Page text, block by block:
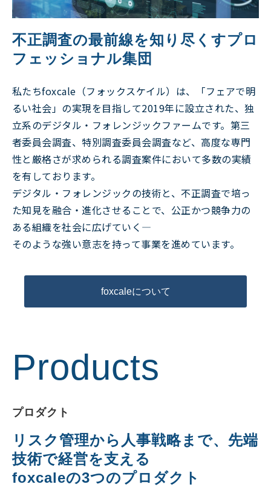
不正調査の最前線を知り尽くすプロ
フェッショナル集団
私たちfoxcale（フォックスケイル）は、「フェアで明
るい社会」の実現を目指して2019年に設立された、独
立系のデジタル・フォレンジックファームです。第三
者委員会調査、特別調査委員会調査など、高度な専門
性と厳格さが求められる調査案件において多数の実績
を有しております。
デジタル・フォレンジックの技術と、不正調査で培っ
た知見を融合・進化させることで、公正かつ競争力の
ある組織を社会に広げていく―
そのような強い意志を持って事業を進めています。
foxcaleについて
Products
プロダクト
リスク管理から人事戦略まで、先端
技術で経営を支える
foxcaleの3つのプロダクト